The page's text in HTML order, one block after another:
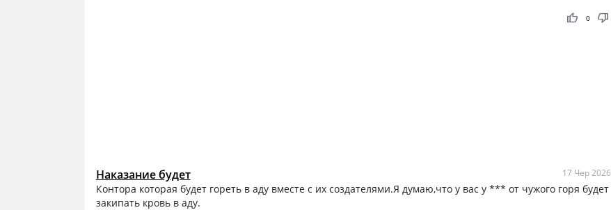
thumb_up thumb_down
0
Наказание будет 17 Чер 2026
Контора которая будет гореть в аду вместе с их создателями.Я думаю,что у вас у *** от чужого горя будет
закипать кровь в аду.